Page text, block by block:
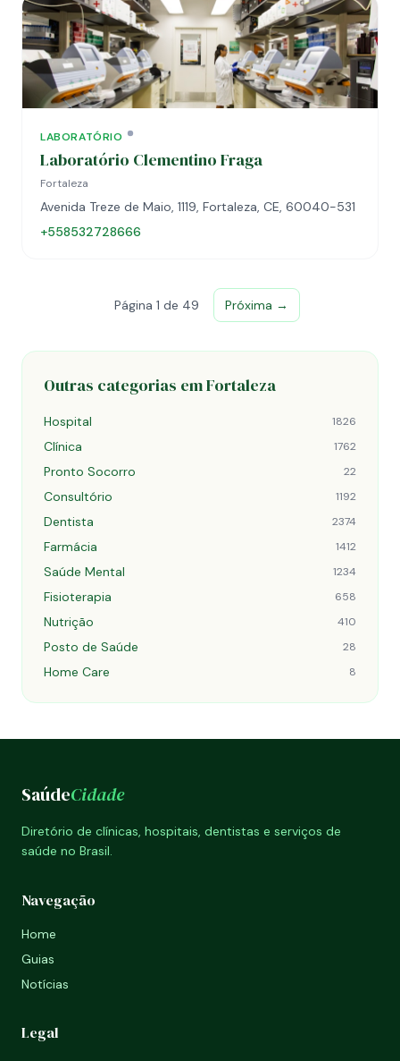
LABORATÓRIO
Laboratório Clementino Fraga
Fortaleza
Avenida Treze de Maio, 1119, Fortaleza, CE, 60040-531
+558532728666
Página 1 de 49 Próxima →
Outras categorias em Fortaleza
Hospital 1826
Clínica 1762
Pronto Socorro 22
Consultório 1192
Dentista 2374
Farmácia 1412
Saúde Mental 1234
Fisioterapia 658
Nutrição 410
Posto de Saúde 28
Home Care 8
SaúdeCidade
Diretório de clínicas, hospitais, dentistas e serviços de
saúde no Brasil.
Navegação
Home
Guias
Notícias
Legal